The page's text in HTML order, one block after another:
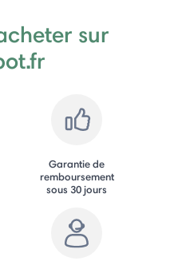
sur
Garantie de
remboursement
sous 30 jours